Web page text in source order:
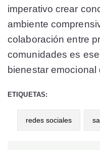
imperativo crear
ambiente
colaboración entre
comunidades es
bienestar emocional
ETIQUETAS:
redes sociales